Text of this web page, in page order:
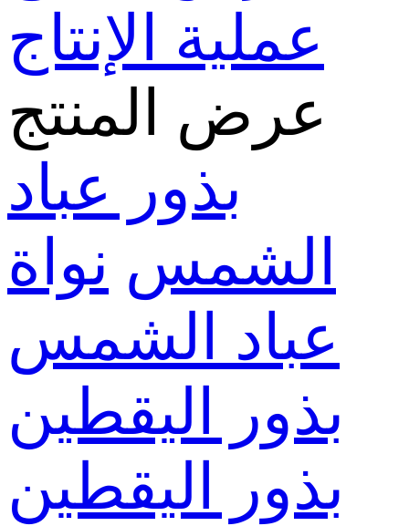
عملية الإنتاج
عرض المنتج
بذور عباد
الشمس نواة
عباد الشمس
بذور اليقطين
بذور اليقطين